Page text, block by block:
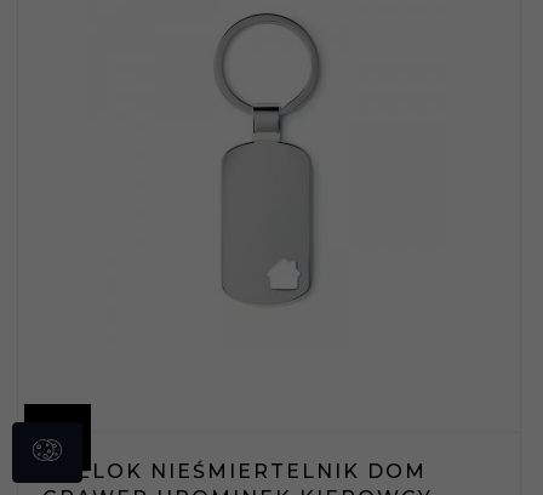
BRELOK NIEŚMIERTELNIK DOM